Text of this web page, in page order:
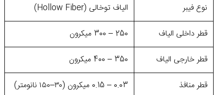
نوع فیبر
الیاف توخالی (Hollow Fiber)
قطر داخلی الیاف
250 – 300 میکرون
قطر خارجی الیاف
350 – 400 میکرون
قطر منافذ
0.03 – 0.15 میکرون (۳۰–۱۵۰ نانومتر)